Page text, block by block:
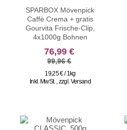
SPARBOX Mövenpick
Caffè Crema + gratis
Gourvita Frische-Clip,
4x1000g Bohnen
sonderangebot
76,99 €
99,96 €
19,25 € / 1kg
Inkl. MwSt. zzgl. Versand